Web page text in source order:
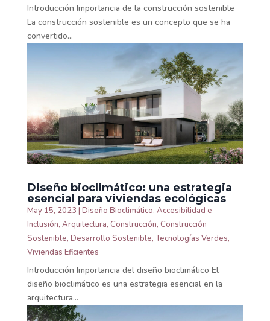
Introducción Importancia de la construcción sostenible
La construcción sostenible es un concepto que se ha
convertido...
Diseño bioclimático: una estrategia
esencial para viviendas ecológicas
May 15, 2023 Diseño Bioclimático, Accesibilidad e
Inclusión, Arquitectura, Construcción, Construcción
Sostenible, Desarrollo Sostenible, Tecnologías Verdes,
Viviendas Eficientes
Introducción Importancia del diseño bioclimático El
diseño bioclimático es una estrategia esencial en la
arquitectura...